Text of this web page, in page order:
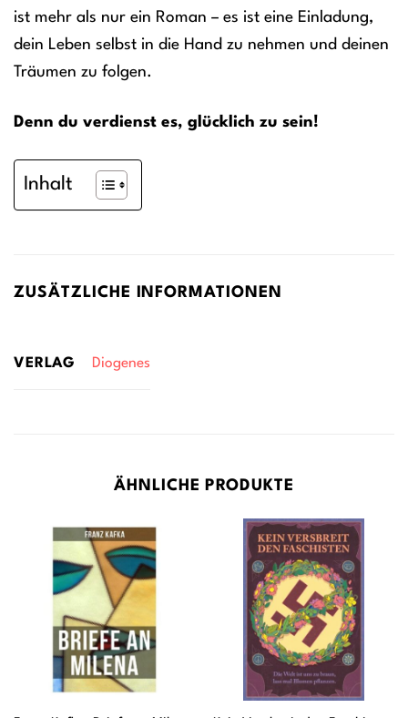
ist mehr als nur ein Roman – es ist eine Einladung,
dein Leben selbst in die Hand zu nehmen und deinen
Träumen zu folgen.
Denn du verdienst es, glücklich zu sein!
Inhalt
ZUSÄTZLICHE INFORMATIONEN
VERLAG Diogenes
ÄHNLICHE PRODUKTE